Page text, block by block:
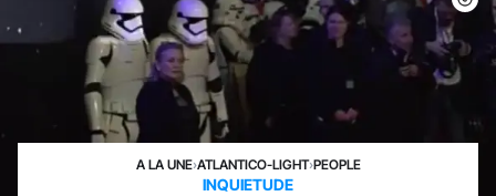
A LA UNE›ATLANTICO-LIGHT›PEOPLE
INQUIETUDE